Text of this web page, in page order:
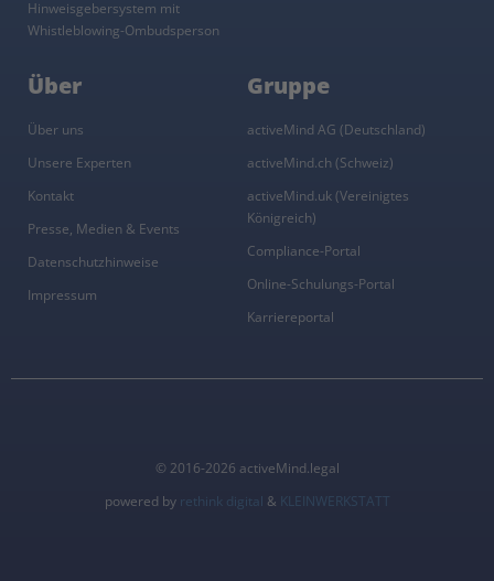
Hinweisgebersystem mit
Whistleblowing-Ombudsperson
Über
Über uns
Unsere Experten
Kontakt
Presse, Medien & Events
Datenschutzhinweise
Impressum
Gruppe
activeMind AG (Deutschland)
activeMind.ch (Schweiz)
activeMind.uk (Vereinigtes
Königreich)
Compliance-Portal
Online-Schulungs-Portal
Karriereportal
© 2016-2026 activeMind.legal
powered by rethink digital & KLEINWERKSTATT